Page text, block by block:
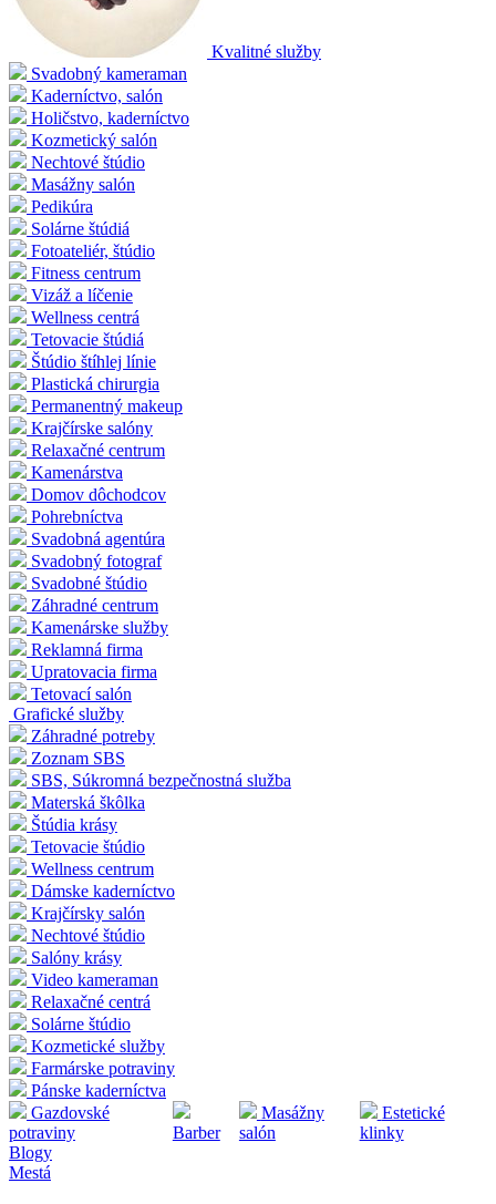
Kvalitné služby
Svadobný kameraman
Kaderníctvo, salón
Holičstvo, kaderníctvo
Kozmetický salón
Nechtové štúdio
Masážny salón
Pedikúra
Solárne štúdiá
Fotoateliér, štúdio
Fitness centrum
Vizáž a líčenie
Wellness centrá
Tetovacie štúdiá
Štúdio štíhlej línie
Plastická chirurgia
Permanentný makeup
Krajčírske salóny
Relaxačné centrum
Kamenárstva
Domov dôchodcov
Pohrebníctva
Svadobná agentúra
Svadobný fotograf
Svadobné štúdio
Záhradné centrum
Kamenárske služby
Reklamná firma
Upratovacia firma
Tetovací salón
Grafické služby
Záhradné potreby
Zoznam SBS
SBS, Súkromná bezpečnostná služba
Materská škôlka
Štúdia krásy
Tetovacie štúdio
Wellness centrum
Dámske kaderníctvo
Krajčírsky salón
Nechtové štúdio
Salóny krásy
Video kameraman
Relaxačné centrá
Solárne štúdio
Kozmetické služby
Farmárske potraviny
Pánske kaderníctva
Gazdovské
potraviny
Barber
Masážny
salón
Estetické
klinky
Blogy
Mestá